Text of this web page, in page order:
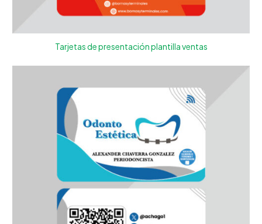
Tarjetas de presentación plantilla ventas